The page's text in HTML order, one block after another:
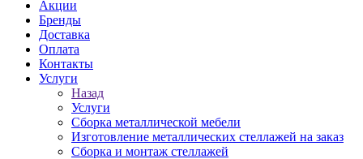
Акции
Бренды
Доставка
Оплата
Контакты
Услуги
Назад
Услуги
Сборка металлической мебели
Изготовление металлических стеллажей на заказ
Сборка и монтаж стеллажей